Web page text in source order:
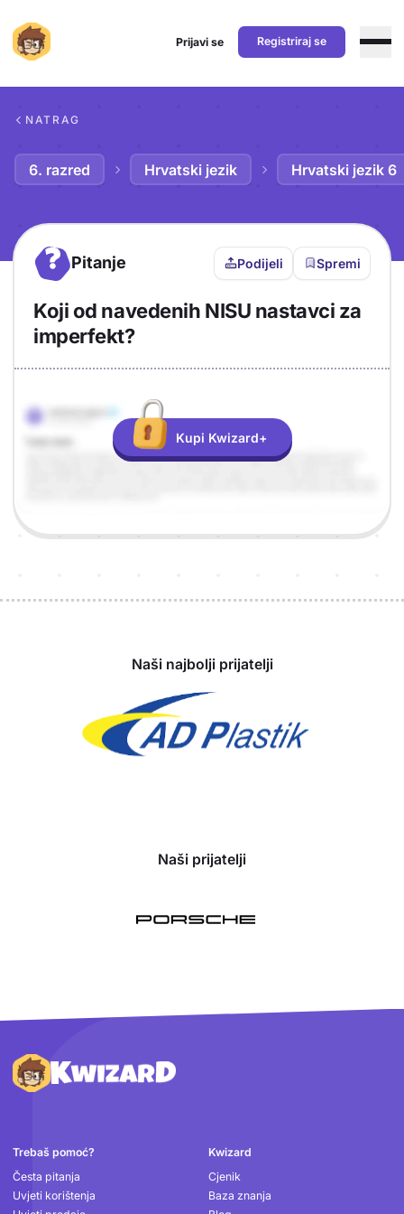
Prijavi se Registriraj se
NATRAG
6. razred Hrvatski jezik Hrvatski jezik 6
? Pitanje Podijeli Spremi
Koji od navedenih NISU nastavci za
imperfekt?
Odgovor
Objašnjenje
Kupi Kwizard+
Naši najbolji prijatelji
Naši prijatelji
Podnožje
Trebaš pomoć?
Česta pitanja
Uvjeti korištenja
Kwizard
Cjenik
Baza znanja